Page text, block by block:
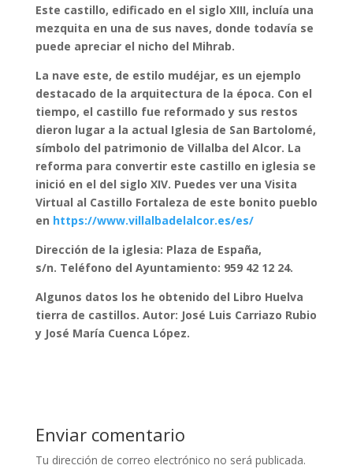
Este castillo, edificado en el siglo XIII, incluía una
mezquita en una de sus naves, donde todavía se
puede apreciar el nicho del Mihrab.
La nave este, de estilo mudéjar, es un ejemplo
destacado de la arquitectura de la época. Con el
tiempo, el castillo fue reformado y sus restos
dieron lugar a la actual Iglesia de San Bartolomé,
símbolo del patrimonio de Villalba del Alcor. La
reforma para convertir este castillo en iglesia se
inició en el del siglo XIV. Puedes ver una Visita
Virtual al Castillo Fortaleza de este bonito pueblo
en https://www.villalbadelalcor.es/es/
Dirección de la iglesia: Plaza de España,
s/n. Teléfono del Ayuntamiento: 959 42 12 24.
Algunos datos los he obtenido del Libro Huelva
tierra de castillos. Autor: José Luis Carriazo Rubio
y José María Cuenca López.
Enviar comentario
Tu dirección de correo electrónico no será publicada.